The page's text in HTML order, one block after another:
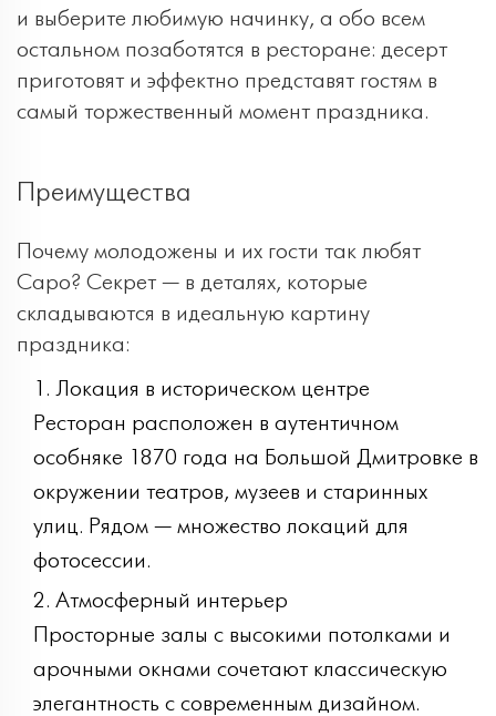
и выберите любимую начинку, а обо всем
остальном позаботятся в ресторане: десерт
приготовят и эффектно представят гостям в
самый торжественный момент праздника.
Преимущества
Почему молодожены и их гости так любят
Capo? Секрет — в деталях, которые
складываются в идеальную картину
праздника:
Локация в историческом центре
Ресторан расположен в аутентичном
особняке 1870 года на Большой Дмитровке в
окружении театров, музеев и старинных
улиц. Рядом — множество локаций для
фотосессии.
Атмосферный интерьер
Просторные залы с высокими потолками и
арочными окнами сочетают классическую
элегантность с современным дизайном.